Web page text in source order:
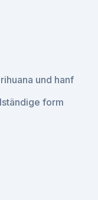
und hanf
form